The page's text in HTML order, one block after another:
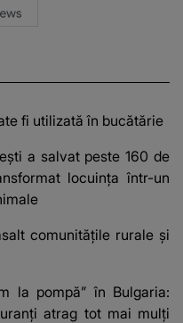
fi utilizată în bucătărie
a salvat peste 160 de
locuința într-un
comunitățile rurale și
la pompă” în Bulgaria:
atrag tot mai mulți